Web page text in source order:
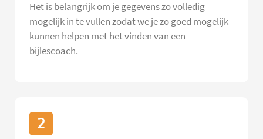
Het is belangrijk om je gegevens zo volledig
mogelijk in te vullen zodat we je zo goed mogelijk
kunnen helpen met het vinden van een
bijlescoach.
2